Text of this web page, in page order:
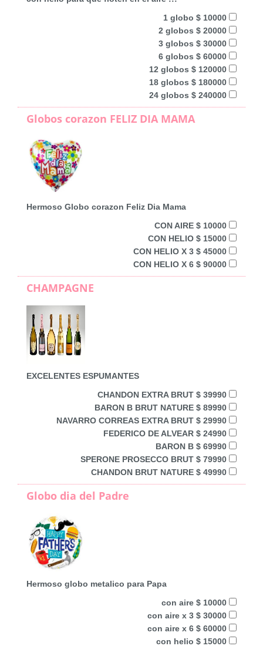
1 globo $ 10000
2 globos $ 20000
3 globos $ 30000
6 globos $ 60000
12 globos $ 120000
18 globos $ 180000
24 globos $ 240000
Globos corazon FELIZ DIA MAMA
Hermoso Globo corazon Feliz Dia Mama
CON AIRE $ 10000
CON HELIO $ 15000
CON HELIO X 3 $ 45000
CON HELIO X 6 $ 90000
CHAMPAGNE
EXCELENTES ESPUMANTES
CHANDON EXTRA BRUT $ 39990
BARON B BRUT NATURE $ 89990
NAVARRO CORREAS EXTRA BRUT $ 29990
FEDERICO DE ALVEAR $ 24990
BARON B $ 69990
SPERONE PROSECCO BRUT $ 79990
CHANDON BRUT NATURE $ 49990
Globo dia del Padre
Hermoso globo metalico para Papa
con aire $ 10000
con aire x 3 $ 30000
con aire x 6 $ 60000
con helio $ 15000